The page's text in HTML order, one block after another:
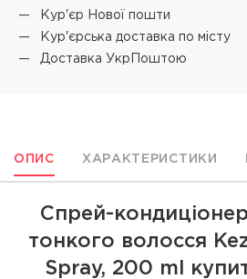
Кур'єр Нової пошти
Кур'єрська доставка по місту
Доставка УкрПоштою
ОПИС ХАРАКТЕРИСТИКИ
Спрей-
тонкого волосся
Spray, 200 ml